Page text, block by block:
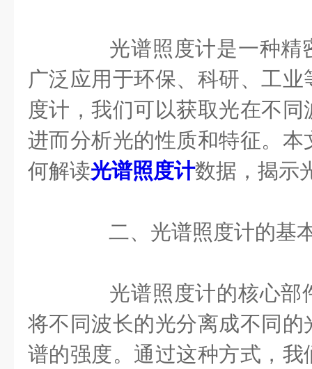
光谱照度计是一种精
广泛应用于环保、科研、工
度计，我们可以获取光在不
进而分析光的性质和特征。
何解读光谱照度计数据，揭示
二、光谱照度计的基
光谱照度计的核心部
将不同波长的光分离成不同
谱的强度。通过这种方式，